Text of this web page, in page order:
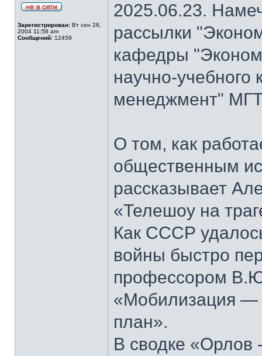
Зарегистрирован: Вт сен 28,
2004 11:58 am
Сообщений: 12459
2025.06.23.
рассылки
кафедры
научно-
менеджмент"
О том, как
общественным
рассказывает
«Телешоу на
Как СССР
войны быстро
профессором
«Мобилизация —
план».
В сводке «Орлов